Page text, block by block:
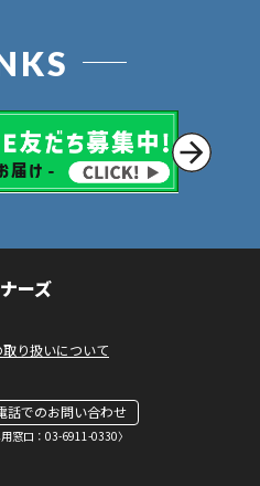
ーズ
り扱いについて
話でのお問い合わせ
⽤窓⼝：03-6911-0330〉